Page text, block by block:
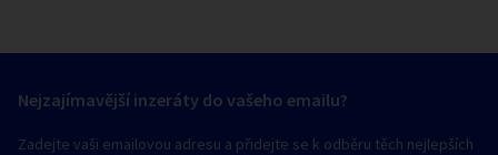
Nejzajímavější inzeráty do vašeho emailu?
Zadejte vaši emailovou adresu a přidejte se k odběru těch nejlepších